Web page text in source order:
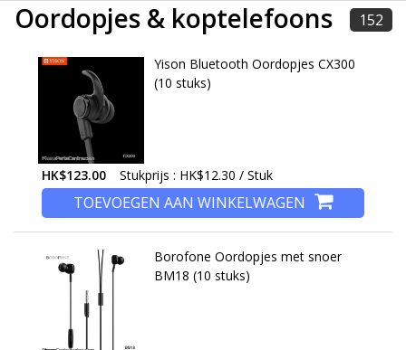
Oordopjes & koptelefoons 152
Yison Bluetooth Oordopjes CX300
(10 stuks)
HK$123.00 Stukprijs : HK$12.30 / Stuk
TOEVOEGEN AAN WINKELWAGEN
Borofone Oordopjes met snoer
BM18 (10 stuks)